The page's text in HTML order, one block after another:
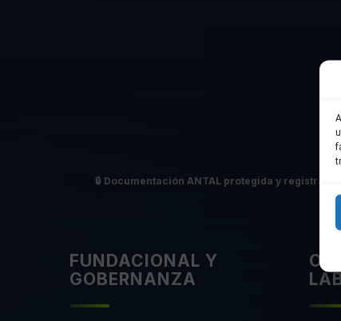
🔒 Documentación ANTAL protegida y registrada
FUNDACIONAL Y
GOBERNANZA